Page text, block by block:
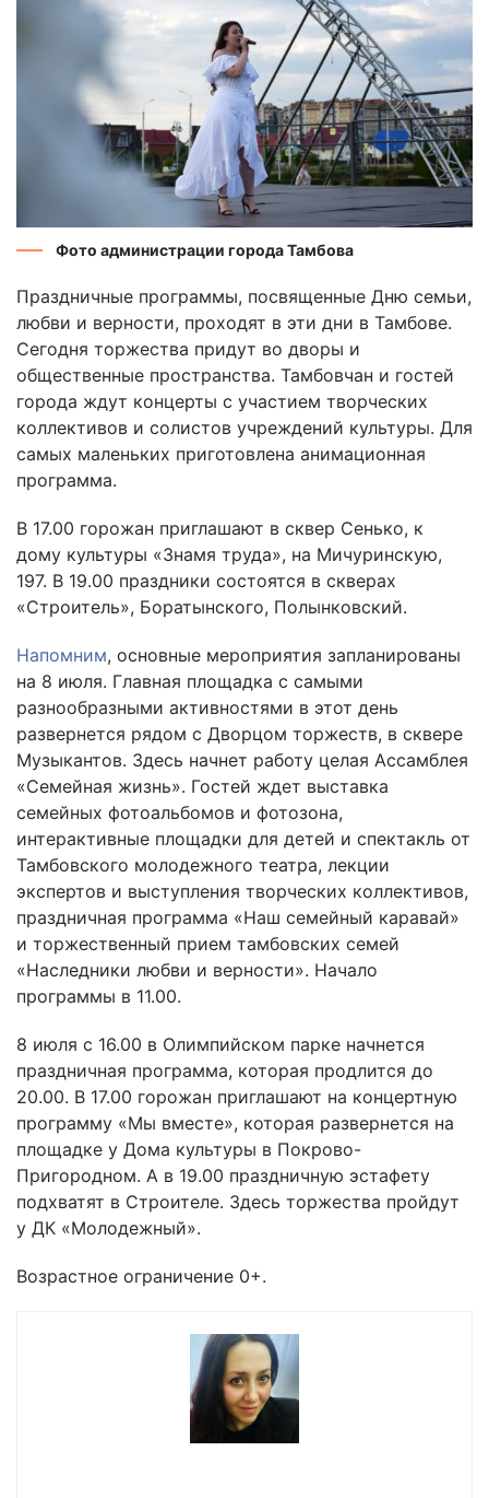
Фото администрации города Тамбова
Праздничные программы, посвященные Дню семьи,
любви и верности, проходят в эти дни в Тамбове.
Сегодня торжества придут во дворы и
общественные пространства. Тамбовчан и гостей
города ждут концерты с участием творческих
коллективов и солистов учреждений культуры. Для
самых маленьких приготовлена анимационная
программа.
В 17.00 горожан приглашают в сквер Сенько, к
дому культуры «Знамя труда», на Мичуринскую,
197. В 19.00 праздники состоятся в скверах
«Строитель», Боратынского, Полынковский.
Напомним, основные мероприятия запланированы
на 8 июля. Главная площадка с самыми
разнообразными активностями в этот день
развернется рядом с Дворцом торжеств, в сквере
Музыкантов. Здесь начнет работу целая Ассамблея
«Семейная жизнь». Гостей ждет выставка
семейных фотоальбомов и фотозона,
интерактивные площадки для детей и спектакль от
Тамбовского молодежного театра, лекции
экспертов и выступления творческих коллективов,
праздничная программа «Наш семейный каравай»
и торжественный прием тамбовских семей
«Наследники любви и верности». Начало
программы в 11.00.
8 июля с 16.00 в Олимпийском парке начнется
праздничная программа, которая продлится до
20.00. В 17.00 горожан приглашают на концертную
программу «Мы вместе», которая развернется на
площадке у Дома культуры в Покрово-
Пригородном. А в 19.00 праздничную эстафету
подхватят в Строителе. Здесь торжества пройдут
у ДК «Молодежный».
Возрастное ограничение 0+.